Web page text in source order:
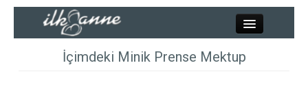
İçimdeki Minik Prense Mektup